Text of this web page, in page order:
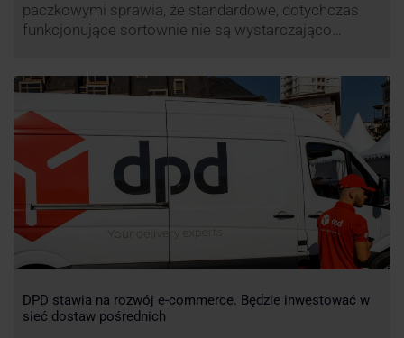
paczkowymi sprawia, że standardowe, dotychczas
funkcjonujące sortownie nie są wystarczająco
względu pod Łodzią uruchomiono nowe centrum
transportowo-logistyczne. Innowacyjny hub
drobnicowy i sortownia to już piąty taki obiekt DPD w
DPD stawia na rozwój e-commerce. Będzie inwestować w
sieć dostaw pośrednich